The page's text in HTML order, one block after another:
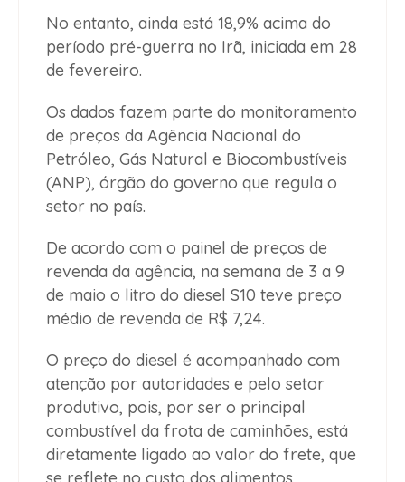
No entanto, ainda está 18,9% acima do
período pré-guerra no Irã, iniciada em 28
de fevereiro.
Os dados fazem parte do monitoramento
de preços da Agência Nacional do
Petróleo, Gás Natural e Biocombustíveis
(ANP), órgão do governo que regula o
setor no país.
De acordo com o painel de preços de
revenda da agência, na semana de 3 a 9
de maio o litro do diesel S10 teve preço
médio de revenda de R$ 7,24.
O preço do diesel é acompanhado com
atenção por autoridades e pelo setor
produtivo, pois, por ser o principal
combustível da frota de caminhões, está
diretamente ligado ao valor do frete, que